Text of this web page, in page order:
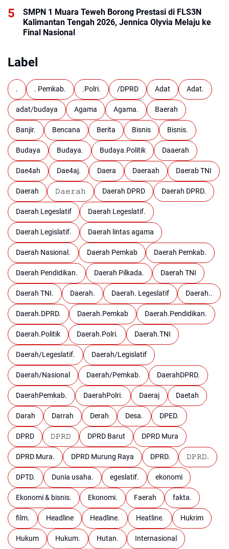
SMPN 1 Muara Teweh Borong Prestasi di FLS3N
Kalimantan Tengah 2026, Jennica Olyvia Melaju ke
Final Nasional
Label
. . Pemkab. .Polri. /DPRD Adat Adat.
adat/budaya Agama Agama. Baerah
Banjir. Bencana Berita Bisnis Bisnis.
Budaya Budaya. Budaya.Politik Daaerah
Dae4ah Dae4aj. Daera Daeraah Daerab TNI
Daerah 𝙳𝚊𝚎𝚛𝚊𝚑 Daerah DPRD Daerah DPRD.
Daerah Legeslatif Daerah Legeslatif.
Daerah Legislatif. Daerah lintas agama
Daerah Nasional. Daerah Pemkab Daerah Pemkab.
Daerah Pendidikan. Daerah Pilkada. Daerah TNI
Daerah TNI. Daerah. Daerah. Legeslatif Daerah..
Daerah.DPRD. Daerah.Pemkab Daerah.Pendidikan.
Daerah.Politik Daerah.Polri. Daerah.TNI
Daerah/Legeslatif. Daerah/Legislatif
Daerah/Nasional Daerah/Pemkab. DaerahDPRD.
DaerahPemkab. DaerahPolri. Daeraj Daetah
Darah Darrah Derah Desa. DPED.
DPRD 𝙳𝙿𝚁𝙳 DPRD Barut DPRD Mura
DPRD Mura. DPRD Murung Raya DPRD. 𝙳𝙿𝚁𝙳.
DPTD. Dunia usaha. egeslatif. ekonomi
Ekonomi & bisnis. Ekonomi. Faerah fakta.
film. Headline Headline. Heatline. Hukrim
Hukum Hukum. Hutan. Internasional